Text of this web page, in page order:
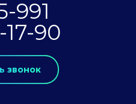
991
90
звонок